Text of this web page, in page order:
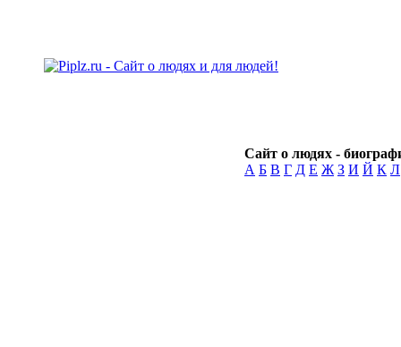
Сайт о людях -
А Б В Г Д Е Ж З И Й К Л